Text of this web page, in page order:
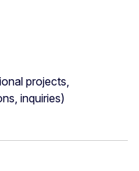
projects,
inquiries)